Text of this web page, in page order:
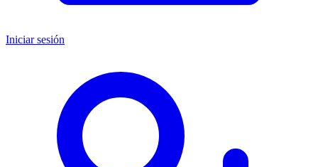
Iniciar sesión